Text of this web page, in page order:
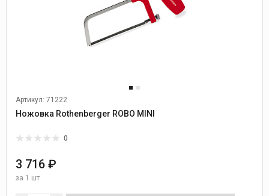
Артикул: 71222
Ножовка Rothenberger ROBO MINI
0
3 716 ₽
за 1 шт